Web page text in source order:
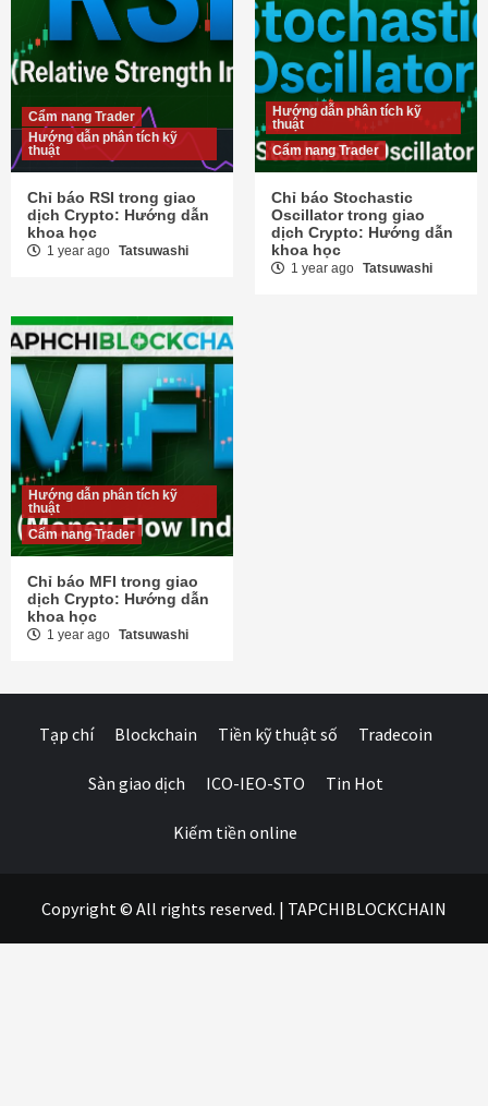
Cẩm nang Trader
Hướng dẫn phân tích kỹ
thuật
Chỉ báo RSI trong giao
dịch Crypto: Hướng dẫn
khoa học
1 year ago Tatsuwashi
Hướng dẫn phân tích kỹ
thuật
Cẩm nang Trader
Chỉ báo Stochastic
Oscillator trong giao
dịch Crypto: Hướng dẫn
khoa học
1 year ago Tatsuwashi
Hướng dẫn phân tích kỹ
thuật
Cẩm nang Trader
Chỉ báo MFI trong giao
dịch Crypto: Hướng dẫn
khoa học
1 year ago Tatsuwashi
Tạp chí Blockchain Tiền kỹ thuật số Tradecoin
Sàn giao dịch ICO-IEO-STO Tin Hot
Kiếm tiền online
Copyright © All rights reserved. | TAPCHIBLOCKCHAIN